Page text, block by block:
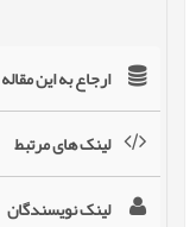
ارجاع به این مقاله
لینک های مرتبط
لینک نویسندگان